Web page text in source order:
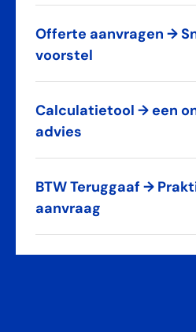
Offerte aanvragen →
voorstel
Calculatietool → een
advies
BTW Teruggaaf →
aanvraag